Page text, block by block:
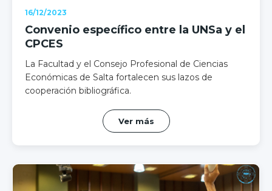
16/12/2023
Convenio específico entre la UNSa y el
CPCES
La Facultad y el Consejo Profesional de Ciencias
Económicas de Salta fortalecen sus lazos de
cooperación bibliográfica.
Ver más